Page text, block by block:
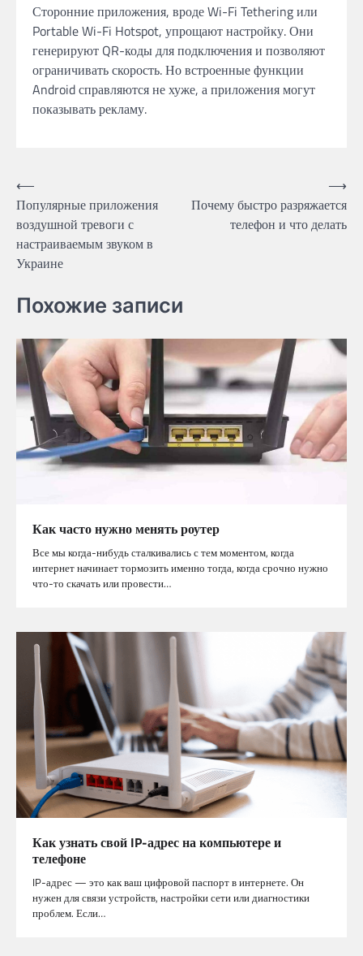
Сторонние приложения, вроде Wi-Fi Tethering или
Portable Wi-Fi Hotspot, упрощают настройку. Они
генерируют QR-коды для подключения и позволяют
ограничивать скорость. Но встроенные функции
Android справляются не хуже, а приложения могут
показывать рекламу.
Post
navigation
⟵
Популярные приложения
воздушной тревоги с
настраиваемым звуком в
Украине
Почему быстро разряжается
телефон и что делать
⟶
Похожие записи
Как часто нужно менять роутер
Все мы когда-нибудь сталкивались с тем моментом, когда
интернет начинает тормозить именно тогда, когда срочно нужно
что-то скачать или провести…
Как узнать свой IP-адрес на компьютере и
телефоне
IP-адрес — это как ваш цифровой паспорт в интернете. Он
нужен для связи устройств, настройки сети или диагностики
проблем. Если…